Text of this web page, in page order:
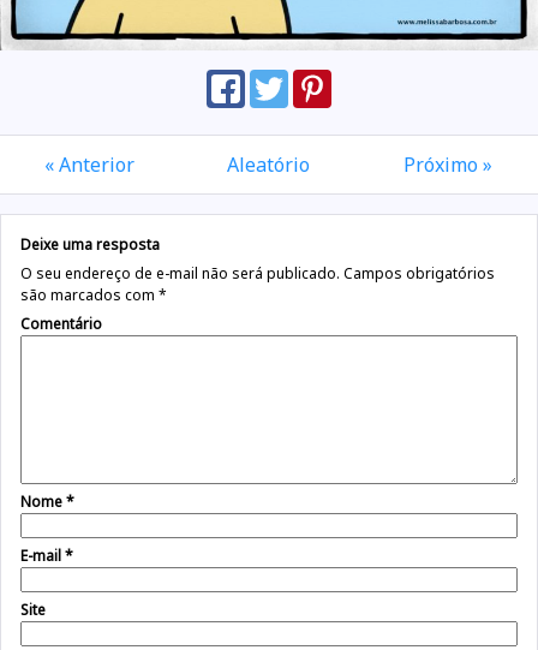
« Anterior Aleatório Próximo »
Deixe uma resposta
O seu endereço de e-mail não será publicado. Campos obrigatórios
são marcados com *
Comentário
Nome*
E-mail*
Site